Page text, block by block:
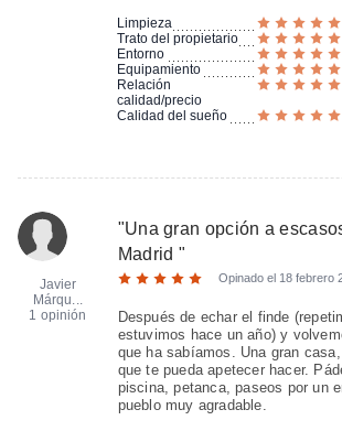
Limpieza
Trato del propietario
Entorno
Equipamiento
Relación
calidad/precio
Calidad del sueño
Javier
Márqu...
1 opinión
"Una gran opción a
Madrid "
Opinado el 18 febrero
Después de echar el finde
estuvimos hace un año) y
que ha sabíamos. Una gran
que te pueda apetecer hacer.
piscina, petanca, paseos por un
pueblo muy agradable.